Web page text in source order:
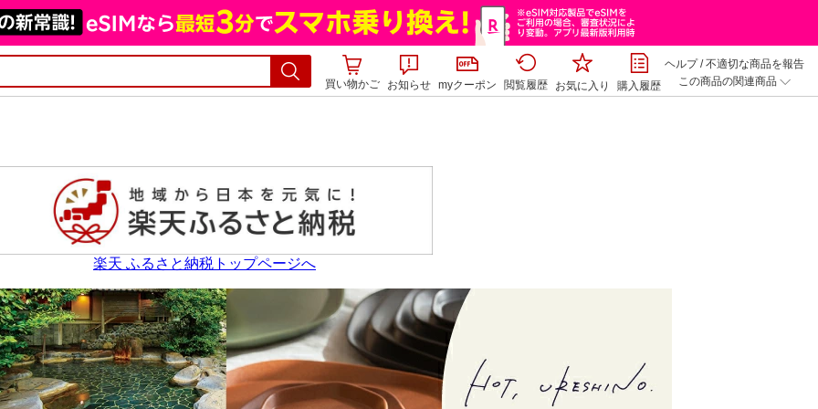
買い物かご お知らせ myクーポン 閲覧履歴 お気に入り 購入履歴
ヘルプ/不適切な商品を報告
この商品の関連商品
楽天 ふるさと納税トップページへ